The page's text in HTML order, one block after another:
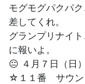
モグモグパクパ
差してくれ。
グランプリナイ
に報いよ。
😐 ４月７日（
☆１１番 サウン